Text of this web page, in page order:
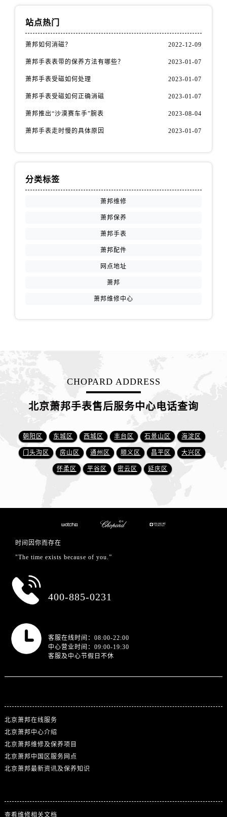
站点热门
萧邦如何消磁？ 2022-12-09
萧邦手表表带的保养方法有哪些？ 2023-01-07
萧邦手表受磁如何处理 2023-01-07
萧邦手表受磁如何正确消磁 2023-01-07
萧邦推出“沙漠赛车手”腕表 2023-08-04
萧邦手表走时慢的具体原因 2023-01-07
分类标签
萧邦维修
萧邦保养
萧邦手表
萧邦配件
网点地址
萧邦
萧邦维修中心
CHOPARD ADDRESS
北京萧邦手表售后服务中心电话查询
朝阳区 东城区 西城区 丰台区 石景山区 海淀区
门头沟区 房山区 通州区 顺义区 昌平区 大兴区
怀柔区 平谷区 密云区 延庆区
时间因你而存在
"The time exists because of you.”
400-885-0231
客服在线时间：08:00-22:00
中心营业时间：09:00-19:30
客服及中心节假日不休
北京萧邦在线服务
北京萧邦中心介绍
北京萧邦维修及保养项目
北京萧邦中国区服务网点
北京萧邦最新资讯及保养知识
查看维修相关文档